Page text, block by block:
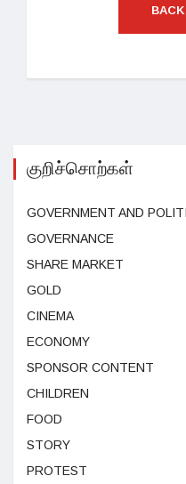
குறிச்சொற்கள்
GOVERNMENT AND
GOVERNANCE
SHARE MARKET
GOLD
CINEMA
ECONOMY
SPONSOR CONTENT
CHILDREN
FOOD
STORY
PROTEST